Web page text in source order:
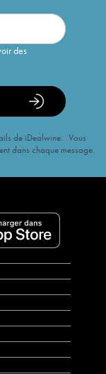
des
de iDealwine. Vous
dans chaque message.